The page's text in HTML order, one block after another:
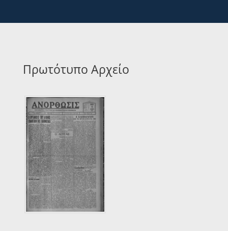
Πρωτότυπο Αρχείο